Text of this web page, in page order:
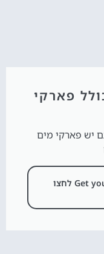
פארקי
יש פארקי מים
לפרטים והזמנות דרך Get your guide לחצו